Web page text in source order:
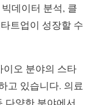
데이터 분석, 클
트업이 성장할 수
이오 분야의 스타
고 있습니다. 의료